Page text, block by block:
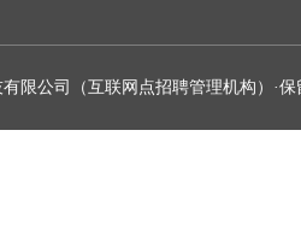
限公司（互联网点招聘管理机构）·